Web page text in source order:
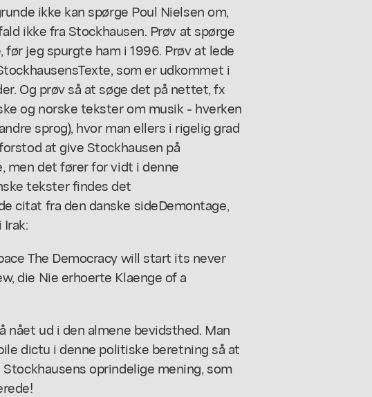
ikke kan spørge Poul Nielsen om,
ikke fra Stockhausen. Prøv at spørge
jeg spurgte ham i 1996. Prøv at lede
Texte, som er udkommet i
Og prøv så at søge det på nettet, fx
og norske tekster om musik - hverken
sprog), hvor man ellers i rigelig grad
at give Stockhausen på
men det fører for vidt i denne
tekster findes det
citat fra den danske sideDemontage,
The Democracy will start its never
die Nie erhoerte Klaenge of a
ud i den almene bevidsthed. Man
dictu i denne politiske beretning så at
oprindelige mening, som